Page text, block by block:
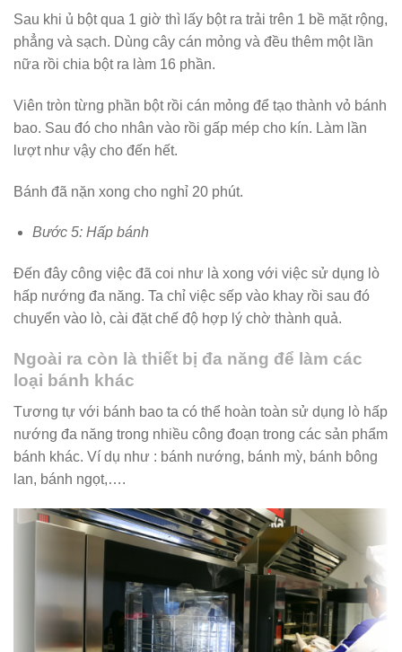
Sau khi ủ bột qua 1 giờ thì lấy bột ra trải trên 1 bề mặt rộng,
phẳng và sạch. Dùng cây cán mỏng và đều thêm một lần
nữa rồi chia bột ra làm 16 phần.
Viên tròn từng phần bột rồi cán mỏng để tạo thành vỏ bánh
bao. Sau đó cho nhân vào rồi gấp mép cho kín. Làm lần
lượt như vậy cho đến hết.
Bánh đã nặn xong cho nghỉ 20 phút.
Bước 5: Hấp bánh
Đến đây công việc đã coi như là xong với việc sử dụng lò
hấp nướng đa năng. Ta chỉ việc sếp vào khay rồi sau đó
chuyển vào lò, cài đặt chế độ hợp lý chờ thành quả.
Ngoài ra còn là thiết bị đa năng để làm các
loại bánh khác
Tương tự với bánh bao ta có thể hoàn toàn sử dụng lò hấp
nướng đa năng trong nhiều công đoạn trong các sản phẩm
bánh khác. Ví dụ như : bánh nướng, bánh mỳ, bánh bông
lan, bánh ngọt,….